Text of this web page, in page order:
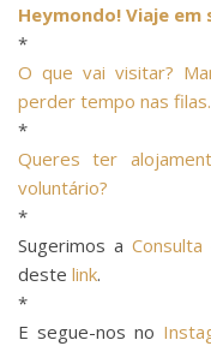
Heymondo! Viaje em
*
O que vai visitar?
perder tempo nas
*
Queres ter
voluntário?
*
Sugerimos a
deste link.
*
E segue-nos no